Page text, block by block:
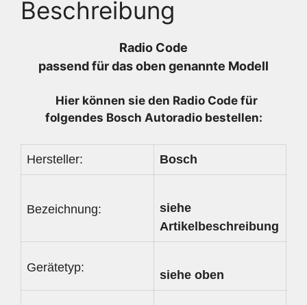
-
7649354916
Beschreibung
Radio Code
passend für das oben genannte Modell
Hier können sie den Radio Code für
folgendes Bosch Autoradio bestellen:
Hersteller: Bosch
Bezeichnung:
siehe
Artikelbeschreibung
Gerätetyp:
siehe oben